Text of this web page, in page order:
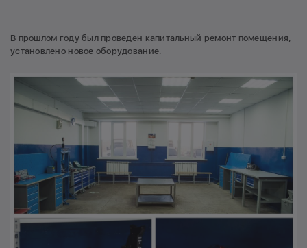
В прошлом году был проведен капитальный ремонт помещения,
установлено новое оборудование.